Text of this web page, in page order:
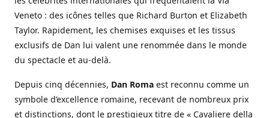
Veneto : des icônes telles que Richard Burton et Elizabeth
Taylor. Rapidement, les chemises exquises et les tissus
exclusifs de Dan lui valent une renommée dans le monde
du spectacle et au-delà.
Depuis cinq décennies, Dan Roma est reconnu comme un
symbole d’excellence romaine, recevant de nombreux prix
et distinctions, dont le prestigieux titre de « Cavaliere della